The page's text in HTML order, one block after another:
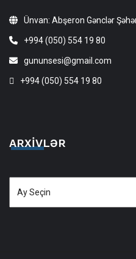
Ünvan: Abşeron Gənclər
+994 (050) 554 19 80
gununsesi@gmail.com
+994 (050) 554 19 80
ARXIVLƏR
Arxivlər